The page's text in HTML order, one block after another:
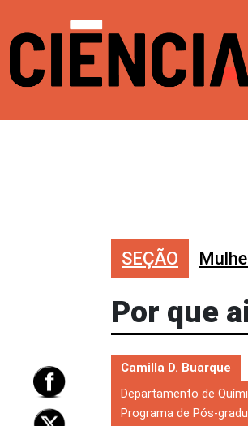
SEÇÃO
Por que
Camilla D. Buarque
Departamento de
Programa de Pós-